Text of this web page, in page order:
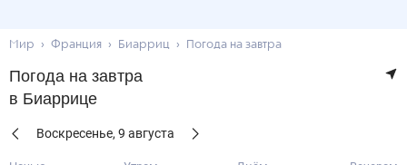
Мир Франция Биарриц Погода на завтра
Погода на завтра
в Биаррице
Воскресенье, 9 августа